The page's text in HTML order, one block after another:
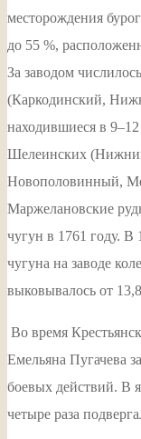
месторождения
до 55 %,
За заводом
(Каркодинский,
находившиеся в 9–12
Шелеинских
Новополовинный,
Маржелановские
чугун в 1761 году. В
чугуна на заводе
выковывалось от
Во время
Емельяна Пугачева
боевых действий. В
четыре раза